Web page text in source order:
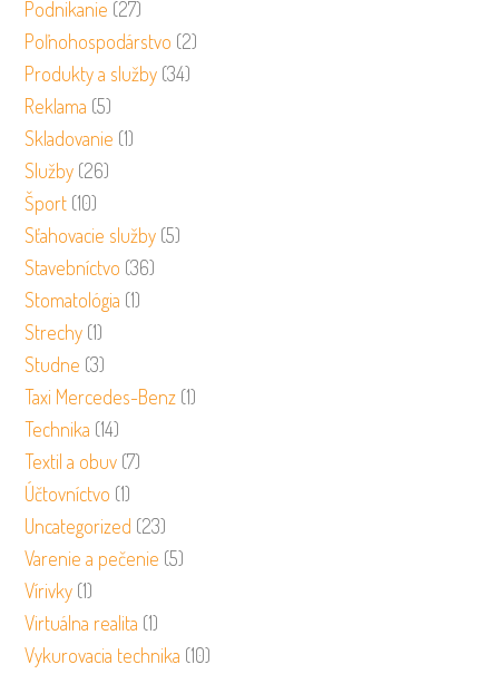
Podnikanie (27)
Poľnohospodárstvo (2)
Produkty a služby (34)
Reklama (5)
Skladovanie (1)
Služby (26)
Šport (10)
Sťahovacie služby (5)
Stavebníctvo (36)
Stomatológia (1)
Strechy (1)
Studne (3)
Taxi Mercedes-Benz (1)
Technika (14)
Textil a obuv (7)
Účtovníctvo (1)
Uncategorized (23)
Varenie a pečenie (5)
Vírivky (1)
Virtuálna realita (1)
Vykurovacia technika (10)